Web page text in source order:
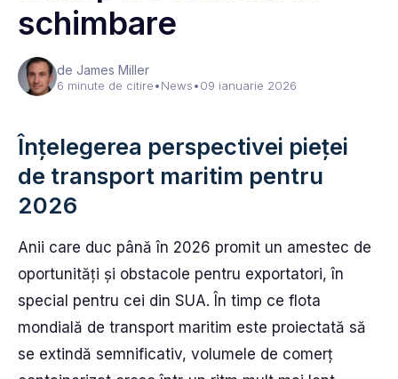
schimbare
de James Miller
6 minute de citire•News•09 ianuarie 2026
Înțelegerea perspectivei pieței
de transport maritim pentru
2026
Anii care duc până în 2026 promit un amestec de
oportunități și obstacole pentru exportatori, în
special pentru cei din SUA. În timp ce flota
mondială de transport maritim este proiectată să
se extindă semnificativ, volumele de comerț